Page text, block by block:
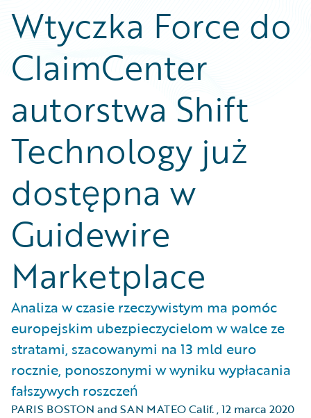
Wtyczka Force do
ClaimCenter
autorstwa Shift
Technology już
dostępna w
Guidewire
Marketplace
Analiza w czasie rzeczywistym ma pomóc
europejskim ubezpieczycielom w walce ze
stratami, szacowanymi na 13 mld euro
rocznie, ponoszonymi w wyniku wypłacania
fałszywych roszczeń
PARIS BOSTON and SAN MATEO Calif.,12 marca 2020